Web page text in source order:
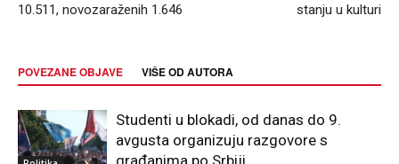
10.511, novozaraženih 1.646
stanju u kulturi
POVEZANE OBJAVE VIŠE OD AUTORA
Studenti u blokadi, od danas do 9.
avgusta organizuju razgovore s
građanima po Srbiji